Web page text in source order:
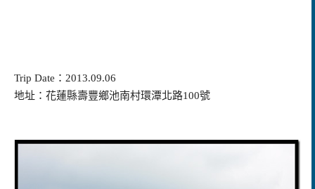
Trip Date：2013.09.06
地址：花蓮縣壽豐鄉池南村環潭北路100號